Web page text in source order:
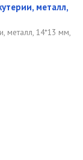
металл,
металл, 14*13 мм,